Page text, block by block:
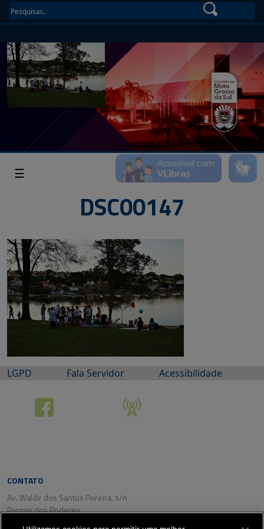
☰
DSC00147
LGPD Fala Servidor Acessibilidade
CONTATO
Av. Waldir dos Santos Pereira, s/n
Parque dos Poderes